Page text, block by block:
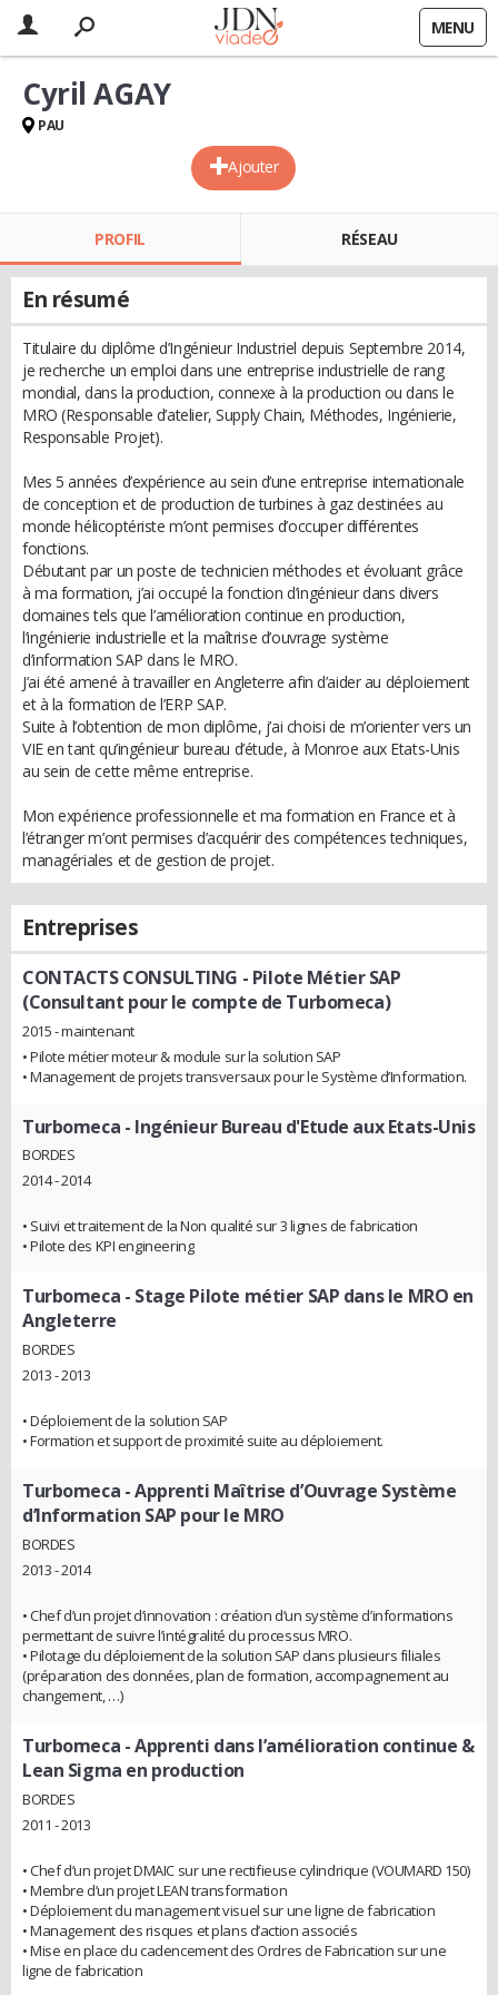
MENU
Ajouter
Cyril AGAY
PAU
PROFIL RÉSEAU
En résumé
Titulaire du diplôme d’Ingénieur Industriel depuis Septembre 2014,
je recherche un emploi dans une entreprise industrielle de rang
mondial, dans la production, connexe à la production ou dans le
MRO (Responsable d’atelier, Supply Chain, Méthodes, Ingénierie,
Responsable Projet).
Mes 5 années d’expérience au sein d’une entreprise internationale
de conception et de production de turbines à gaz destinées au
monde hélicoptériste m’ont permises d’occuper différentes
fonctions.
Débutant par un poste de technicien méthodes et évoluant grâce
à ma formation, j’ai occupé la fonction d’ingénieur dans divers
domaines tels que l’amélioration continue en production,
l’ingénierie industrielle et la maîtrise d’ouvrage système
d’information SAP dans le MRO.
J’ai été amené à travailler en Angleterre afin d’aider au déploiement
et à la formation de l’ERP SAP.
Suite à l’obtention de mon diplôme, j’ai choisi de m’orienter vers un
VIE en tant qu’ingénieur bureau d’étude, à Monroe aux Etats-Unis
au sein de cette même entreprise.
Mon expérience professionnelle et ma formation en France et à
l’étranger m’ont permises d’acquérir des compétences techniques,
managériales et de gestion de projet.
Entreprises
CONTACTS CONSULTING - Pilote Métier SAP
(Consultant pour le compte de Turbomeca)
2015 - maintenant
• Pilote métier moteur & module sur la solution SAP
• Management de projets transversaux pour le Système d’Information.
Turbomeca - Ingénieur Bureau d'Etude aux Etats-Unis
BORDES
2014 - 2014
• Suivi et traitement de la Non qualité sur 3 lignes de fabrication
• Pilote des KPI engineering
Turbomeca - Stage Pilote métier SAP dans le MRO en
Angleterre
BORDES
2013 - 2013
• Déploiement de la solution SAP
• Formation et support de proximité suite au déploiement.
Turbomeca - Apprenti Maîtrise d’Ouvrage Système
d’Information SAP pour le MRO
BORDES
2013 - 2014
• Chef d’un projet d’innovation : création d’un système d’informations
permettant de suivre l’intégralité du processus MRO.
• Pilotage du déploiement de la solution SAP dans plusieurs filiales
(préparation des données, plan de formation, accompagnement au
changement, …)
Turbomeca - Apprenti dans l’amélioration continue &
Lean Sigma en production
BORDES
2011 - 2013
• Chef d’un projet DMAIC sur une rectifieuse cylindrique (VOUMARD 150)
• Membre d’un projet LEAN transformation
• Déploiement du management visuel sur une ligne de fabrication
• Management des risques et plans d’action associés
• Mise en place du cadencement des Ordres de Fabrication sur une
ligne de fabrication